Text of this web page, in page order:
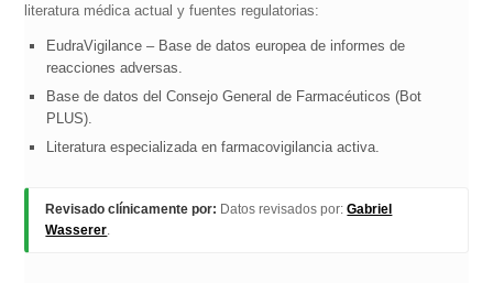
literatura médica actual y fuentes regulatorias:
EudraVigilance – Base de datos europea de informes de
reacciones adversas.
Base de datos del Consejo General de Farmacéuticos (Bot
PLUS).
Literatura especializada en farmacovigilancia activa.
Revisado clínicamente por: Datos revisados por:Gabriel
Wasserer